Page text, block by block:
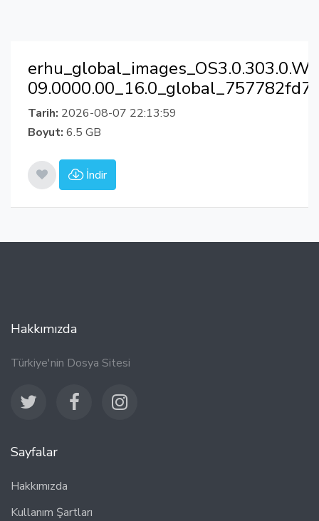
Tarih: 2026-08-07 22:13:59
Boyut: 6.5 GB
İndir
Hakkımızda
Türkiye'nin Dosya Sitesi
Sayfalar
Hakkımızda
Kullanım Şartları